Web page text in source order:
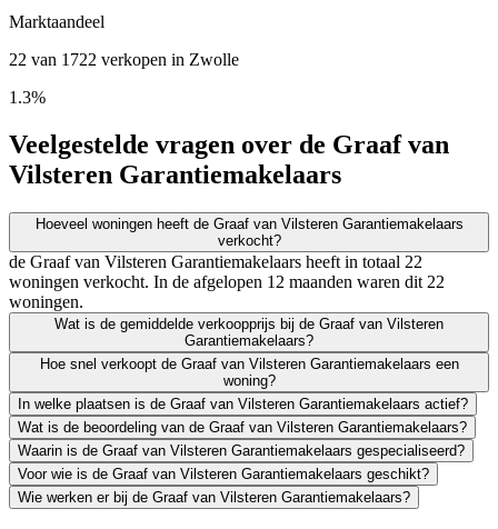
Marktaandeel
22 van 1722 verkopen in Zwolle
1.3%
Veelgestelde vragen over de Graaf van
Vilsteren Garantiemakelaars
Hoeveel woningen heeft de Graaf van Vilsteren Garantiemakelaars
verkocht?
de Graaf van Vilsteren Garantiemakelaars heeft in totaal 22
woningen verkocht. In de afgelopen 12 maanden waren dit 22
woningen.
Wat is de gemiddelde verkoopprijs bij de Graaf van Vilsteren
Garantiemakelaars?
Hoe snel verkoopt de Graaf van Vilsteren Garantiemakelaars een
woning?
In welke plaatsen is de Graaf van Vilsteren Garantiemakelaars actief?
Wat is de beoordeling van de Graaf van Vilsteren Garantiemakelaars?
Waarin is de Graaf van Vilsteren Garantiemakelaars gespecialiseerd?
Voor wie is de Graaf van Vilsteren Garantiemakelaars geschikt?
Wie werken er bij de Graaf van Vilsteren Garantiemakelaars?